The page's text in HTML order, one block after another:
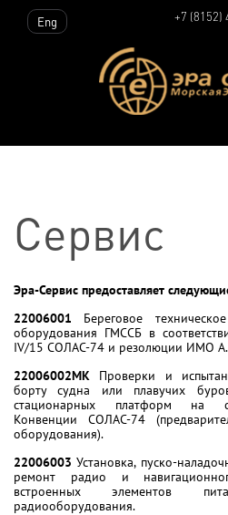
Eng +7 (8152)
Сервис
Эра-Сервис предоставляет
22006001 Береговое
оборудования ГМССБ в
IV/15 СОЛАС-74 и резолюции ИМО
22006002МК Проверки и
борту судна или плавучих
стационарных платформ на
Конвенции СОЛАС-74
оборудования).
22006003 Установка, пуско-
ремонт радио и
встроенных элементов
радиооборудования.